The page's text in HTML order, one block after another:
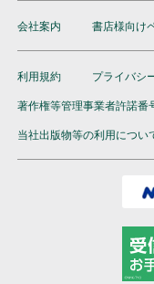
会社案内 書店様向け
利用規約 プライバシ
著作権等管理事業者許諾番
当社出版物等の利用につい